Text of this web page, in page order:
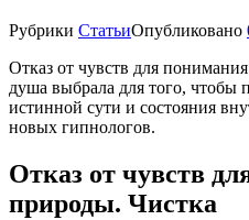
Рубрики СтатьиОпубликовано
Отказ от чувств для
душа выбрала для того,
истинной сути и состояния
новых гипнологов.
Отказ от чувств
природы. Чистка